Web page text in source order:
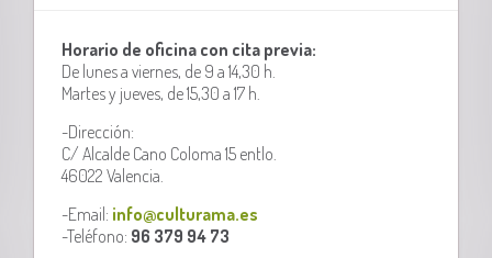
Horario de oficina con cita previa:
De lunes a viernes, de 9 a 14,30 h.
Martes y jueves, de 15,30 a 17 h.
-Dirección:
C/ Alcalde Cano Coloma 15 entlo.
46022 Valencia.
-Email: info@culturama.es
-Teléfono: 96 379 94 73